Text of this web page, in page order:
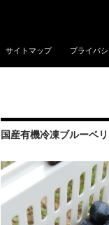
サイトマップ プライバ
国産有機冷凍ブルーベ